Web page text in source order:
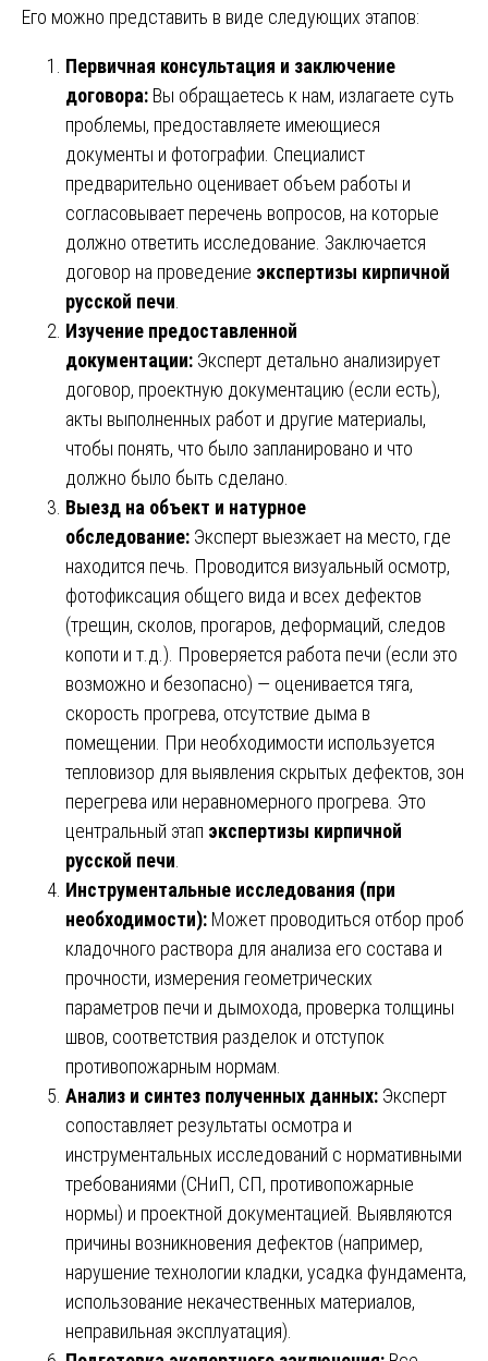
Его можно представить в виде следующих этапов:
Первичная консультация и заключение
договора: Вы обращаетесь к нам, излагаете суть
проблемы, предоставляете имеющиеся
документы и фотографии. Специалист
предварительно оценивает объем работы и
согласовывает перечень вопросов, на которые
должно ответить исследование. Заключается
договор на проведение экспертизы кирпичной
русской печи
Изучение предоставленной
документации: Эксперт детально анализирует
договор, проектную документацию (если есть),
акты выполненных работ и другие материалы,
чтобы понять, что было запланировано и что
должно было быть сделано.
Выезд на объект и натурное
обследование: Эксперт выезжает на место, где
находится печь. Проводится визуальный осмотр,
фотофиксация общего вида и всех дефектов
(трещин, сколов, прогаров, деформаций, следов
копоти и т.д.). Проверяется работа печи (если это
возможно и безопасно) — оценивается тяга,
скорость прогрева, отсутствие дыма в
помещении. При необходимости используется
тепловизор для выявления скрытых дефектов, зон
перегрева или неравномерного прогрева. Это
центральный этап экспертизы кирпичной
русской печи
Инструментальные исследования (при
необходимости): Может проводиться отбор проб
кладочного раствора для анализа его состава и
прочности, измерения геометрических
параметров печи и дымохода, проверка толщины
швов, соответствия разделок и отступок
противопожарным нормам.
Анализ и синтез полученных данных: Эксперт
сопоставляет результаты осмотра и
инструментальных исследований с нормативными
требованиями (СНиП, СП, противопожарные
нормы) и проектной документацией. Выявляются
причины возникновения дефектов (например,
нарушение технологии кладки, усадка фундамента,
использование некачественных материалов,
неправильная эксплуатация).